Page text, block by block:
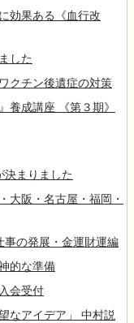
効果ある《血行改
した
クチン後遺症の対策
養成講座 《第３期》
決まりました
阪・名古屋・福岡・
の発展・金運財運編
的な準備
会受付
なアイデア」 中村説